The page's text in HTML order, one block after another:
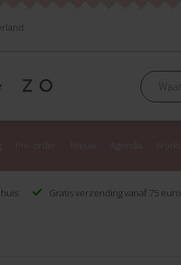
Gratis verzending vanaf 75 euro